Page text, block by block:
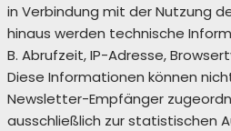
in Verbindung mit der Nutzung
hinaus werden technische
B. Abrufzeit, IP-Adresse,
Diese Informationen können
Newsletter-Empfänger
ausschließlich zur statistischen